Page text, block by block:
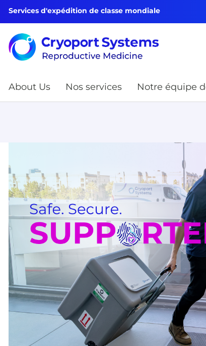
Services d'expédition de classe mondiale
About Us Nos services Notre équipe